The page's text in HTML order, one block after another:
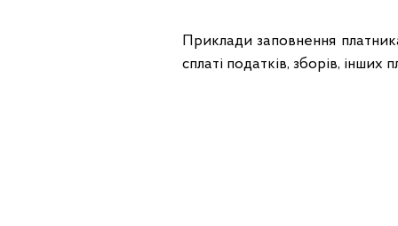
Приклади заповнення
сплаті податків, зборів,